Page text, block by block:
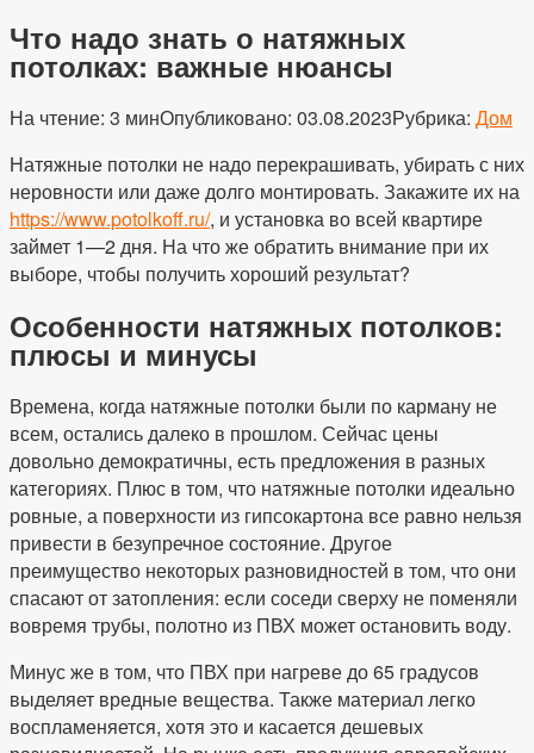
Что надо знать о натяжных
потолках: важные нюансы
На чтение: 3 минОпубликовано: 03.08.2023Рубрика: Дом
Натяжные потолки не надо перекрашивать, убирать с них
неровности или даже долго монтировать. Закажите их на
https://www.potolkoff.ru/, и установка во всей квартире
займет 1—2 дня. На что же обратить внимание при их
выборе, чтобы получить хороший результат?
Особенности натяжных потолков:
плюсы и минусы
Времена, когда натяжные потолки были по карману не
всем, остались далеко в прошлом. Сейчас цены
довольно демократичны, есть предложения в разных
категориях. Плюс в том, что натяжные потолки идеально
ровные, а поверхности из гипсокартона все равно нельзя
привести в безупречное состояние. Другое
преимущество некоторых разновидностей в том, что они
спасают от затопления: если соседи сверху не поменяли
вовремя трубы, полотно из ПВХ может остановить воду.
Минус же в том, что ПВХ при нагреве до 65 градусов
выделяет вредные вещества. Также материал легко
воспламеняется, хотя это и касается дешевых